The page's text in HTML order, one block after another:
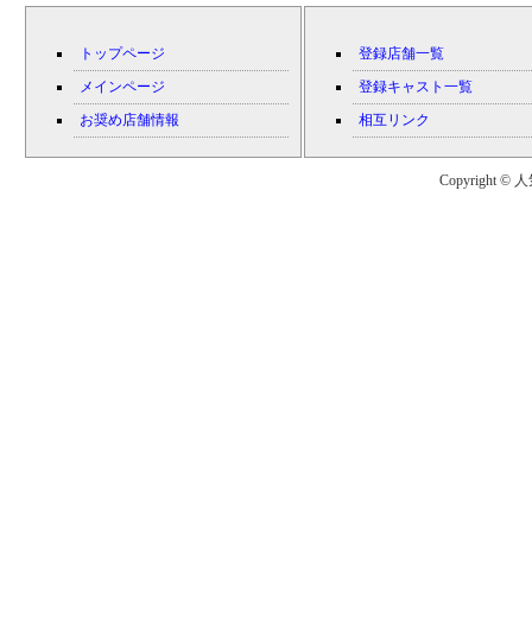
トップページ
メインページ
お奨め店舗情報
登録店舗一覧
登録キャスト一覧
相互リンク
Copyright © 人